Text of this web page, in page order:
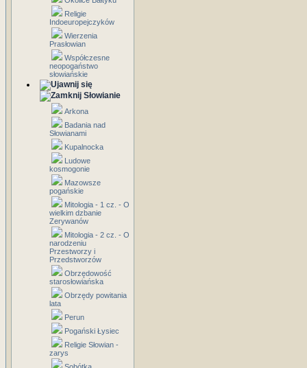
Religie
Indoeuropejczyków
Wierzenia
Prasłowian
Współczesne
neopogaństwo
słowiańskie
Słowianie
Arkona
Badania nad
Słowianami
Kupalnocka
Ludowe
kosmogonie
Mazowsze
pogańskie
Mitologia - 1 cz. - O
wielkim dzbanie
Zerywanów
Mitologia - 2 cz. - O
narodzeniu
Przestworzy i
Przedstworzów
Obrzędowość
starosłowiańska
Obrzędy powitania
lata
Perun
Pogański Łysiec
Religie Słowian -
zarys